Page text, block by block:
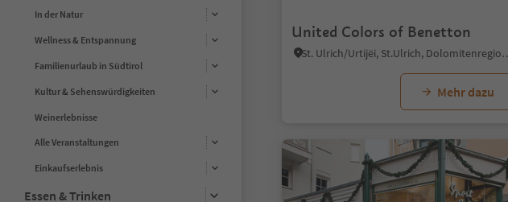
In der Natur
Wellness & Entspannung
Familienurlaub in Südtirol
Kultur & Sehenswürdigkeiten
Weinerlebnisse
Alle Veranstaltungen
Einkaufserlebnis
Essen & Trinken
United Colors of Benetton
St. Ulrich/Urtijëi,
Mehr dazu